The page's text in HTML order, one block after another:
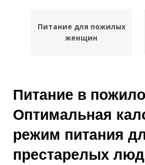
Питание для пожилых
женщин
Дни для пожилого
человека
Зрелые люди
Питание в
Оптимальная
режим питания
престарелых